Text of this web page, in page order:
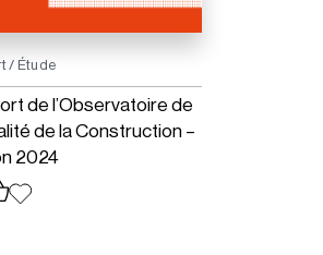
/ Étude
de l’Observatoire de
de la Construction –
2024